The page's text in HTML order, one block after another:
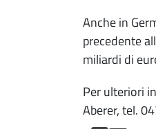
Anche in
precedente
miliardi di
Per ulteriori
Aberer, tel.